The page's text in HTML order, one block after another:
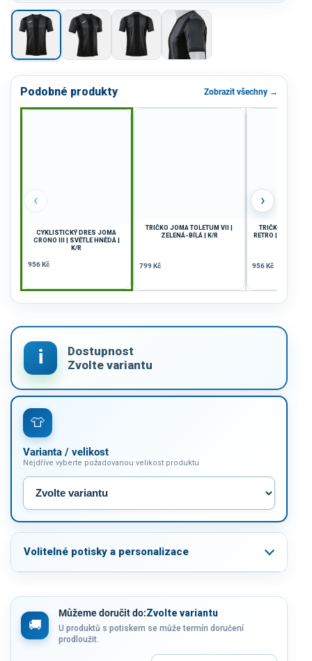
Podobné produkty Zobrazit všechny →
‹
CYKLISTICKÝ DRES JOMA
CRONO III | SVĚTLE HNĚDÁ |
K/R
956 Kč
TRIČKO JOMA TOLETUM VII |
ZELENÁ-BÍLÁ | K/R
799 Kč
TRIČKO JOMA
RETRO |
956 Kč
›
Varianta / velikost
Nejdříve vyberte požadovanou velikost produktu
Volitelné potisky a personalizace
Můžeme doručit do:Zvolte variantu
U produktů s potiskem se může termín doručení
prodloužit.